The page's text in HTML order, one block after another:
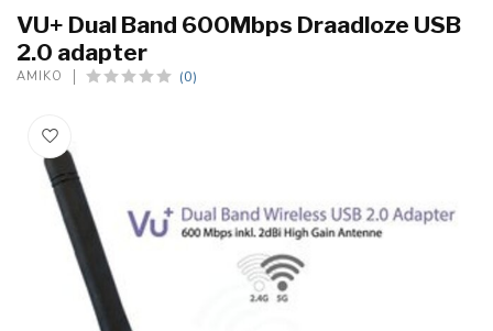
VU+ Dual Band 600Mbps Draadloze USB
2.0 adapter
AMIKO (0)